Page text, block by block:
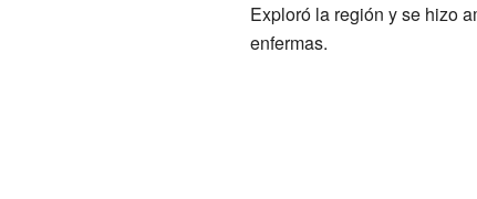
Exploró la región y se hizo
enfermas.